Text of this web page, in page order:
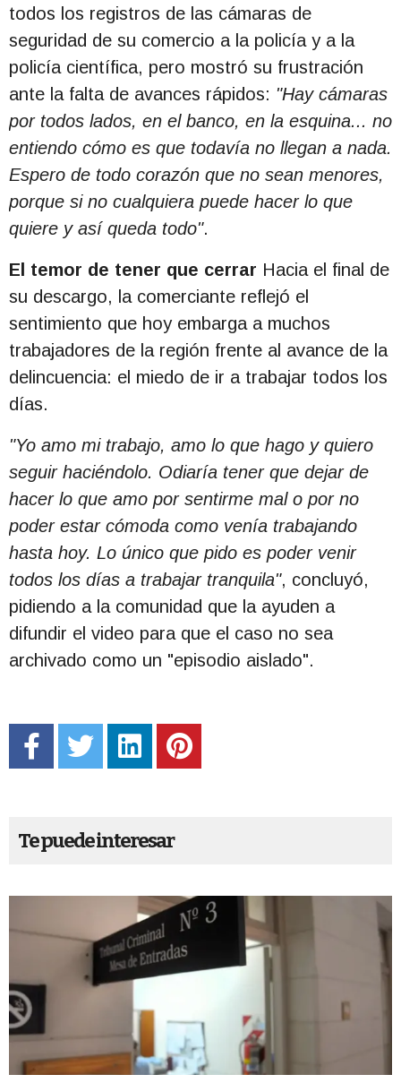
todos los registros de las cámaras de
seguridad de su comercio a la policía y a la
policía científica, pero mostró su frustración
ante la falta de avances rápidos: "Hay cámaras
por todos lados, en el banco, en la esquina... no
entiendo cómo es que todavía no llegan a nada.
Espero de todo corazón que no sean menores,
porque si no cualquiera puede hacer lo que
quiere y así queda todo".
El temor de tener que cerrar Hacia el final de
su descargo, la comerciante reflejó el
sentimiento que hoy embarga a muchos
trabajadores de la región frente al avance de la
delincuencia: el miedo de ir a trabajar todos los
días.
"Yo amo mi trabajo, amo lo que hago y quiero
seguir haciéndolo. Odiaría tener que dejar de
hacer lo que amo por sentirme mal o por no
poder estar cómoda como venía trabajando
hasta hoy. Lo único que pido es poder venir
todos los días a trabajar tranquila", concluyó,
pidiendo a la comunidad que la ayuden a
difundir el video para que el caso no sea
archivado como un "episodio aislado".
Te puede interesar